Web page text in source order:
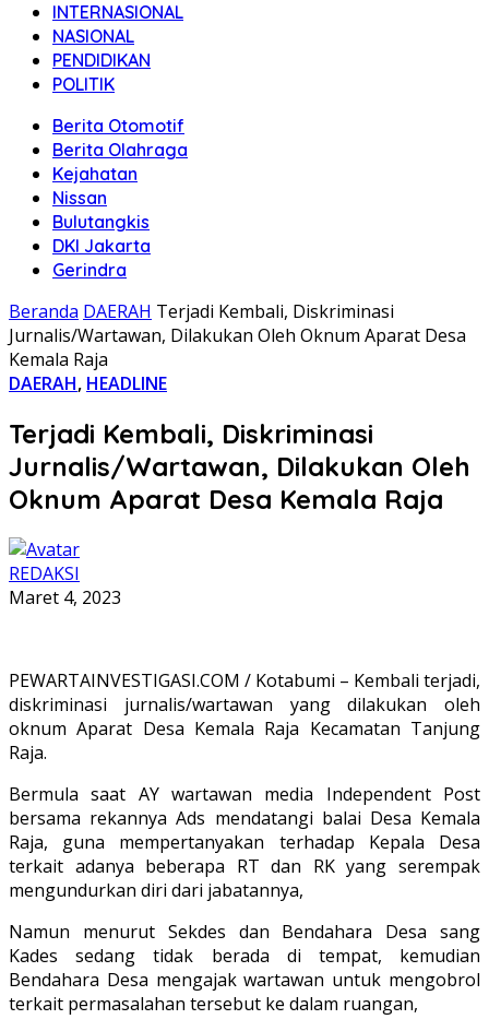
INTERNASIONAL
NASIONAL
PENDIDIKAN
POLITIK
Berita Otomotif
Berita Olahraga
Kejahatan
Nissan
Bulutangkis
DKI Jakarta
Gerindra
Beranda DAERAH Terjadi Kembali, Diskriminasi
Jurnalis/Wartawan, Dilakukan Oleh Oknum Aparat Desa
Kemala Raja
DAERAH, HEADLINE
Terjadi Kembali, Diskriminasi
Jurnalis/Wartawan, Dilakukan Oleh
Oknum Aparat Desa Kemala Raja
REDAKSI
Maret 4, 2023
PEWARTAINVESTIGASI.COM / Kotabumi – Kembali terjadi,
diskriminasi jurnalis/wartawan yang dilakukan oleh
oknum Aparat Desa Kemala Raja Kecamatan Tanjung
Raja.
Bermula saat AY wartawan media Independent Post
bersama rekannya Ads mendatangi balai Desa Kemala
Raja, guna mempertanyakan terhadap Kepala Desa
terkait adanya beberapa RT dan RK yang serempak
mengundurkan diri dari jabatannya,
Namun menurut Sekdes dan Bendahara Desa sang
Kades sedang tidak berada di tempat, kemudian
Bendahara Desa mengajak wartawan untuk mengobrol
terkait permasalahan tersebut ke dalam ruangan,